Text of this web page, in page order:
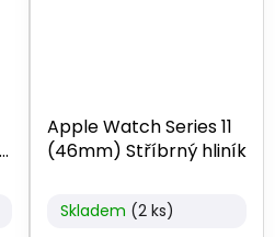
Apple Watch Series 11
(46mm) Stříbrný hliník
Skladem (2 ks)